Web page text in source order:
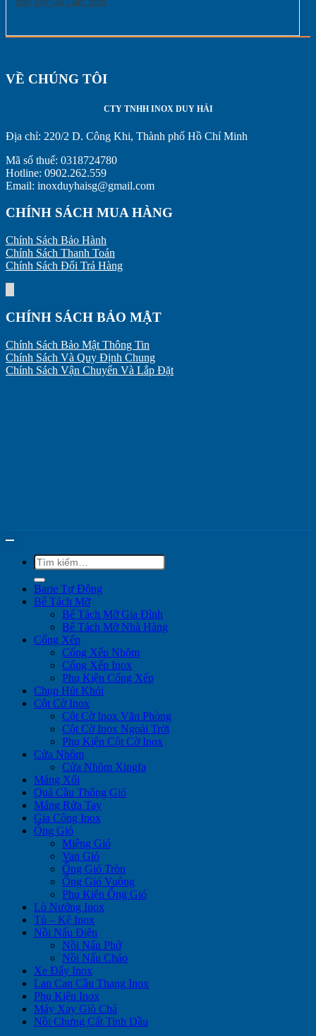
VỀ CHÚNG TÔI
CTY TNHH INOX DUY HẢI
Địa chỉ: 220/2 D. Công Khi, Thành phố Hồ Chí Minh
Mã số thuế: 0318724780
Hotline: 0902.262.559
Email: inoxduyhaisg@gmail.com
CHÍNH SÁCH MUA HÀNG
Chính Sách Bảo Hành
Chính Sách Thanh Toán
Chính Sách Đổi Trả Hàng
CHÍNH SÁCH BẢO MẬT
Chính Sách Bảo Mật Thông Tin
Chính Sách Và Quy Định Chung
Chính Sách Vận Chuyển Và Lắp Đặt
Tìm
kiếm:
Barie Tự Động
Bể Tách Mỡ
Bể Tách Mỡ Gia Đình
Bể Tách Mỡ Nhà Hàng
Cổng Xếp
Cổng Xếp Nhôm
Cổng Xếp Inox
Phụ Kiện Cổng Xếp
Chụp Hút Khói
Cột Cờ Inox
Cột Cờ Inox Văn Phòng
Cột Cờ Inox Ngoài Trời
Phụ Kiện Cột Cờ Inox
Cửa Nhôm
Cửa Nhôm Xingfa
Máng Xối
Quả Cầu Thông Gió
Máng Rửa Tay
Gia Công Inox
Ống Gió
Miệng Gió
Van Gió
Ống Gió Tròn
Ống Gió Vuông
Phụ Kiện Ống Gió
Lò Nướng Inox
Tủ – Kệ Inox
Nồi Nấu Điện
Nồi Nấu Phở
Nồi Nấu Cháo
Xe Đẩy Inox
Lan Can Cầu Thang Inox
Phụ Kiện Inox
Máy Xay Giò Chả
Nồi Chưng Cất Tinh Dầu